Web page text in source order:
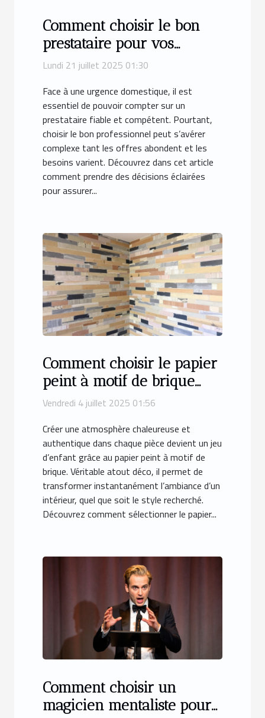
Comment choisir le bon
prestataire pour vos
urgences domestiques ?
Lundi 21 juillet 2025 01:30
Face à une urgence domestique, il est
essentiel de pouvoir compter sur un
prestataire fiable et compétent. Pourtant,
choisir le bon professionnel peut s’avérer
complexe tant les offres abondent et les
besoins varient. Découvrez dans cet article
comment prendre des décisions éclairées
pour assurer...
Comment choisir le papier
peint à motif de brique
pour chaque pièce ?
Vendredi 4 juillet 2025 01:56
Créer une atmosphère chaleureuse et
authentique dans chaque pièce devient un jeu
d’enfant grâce au papier peint à motif de
brique. Véritable atout déco, il permet de
transformer instantanément l’ambiance d’un
intérieur, quel que soit le style recherché.
Découvrez comment sélectionner le papier...
Comment choisir un
magicien mentaliste pour